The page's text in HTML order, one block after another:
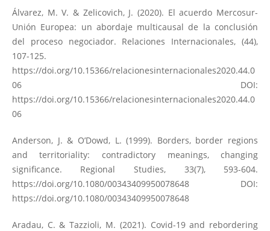
Álvarez, M. V. & Zelicovich, J. (2020). El acuerdo Mercosur-
Unión Europea: un abordaje multicausal de la conclusión
del proceso negociador. Relaciones Internacionales, (44),
107-125.
https://doi.org/10.15366/relacionesinternacionales2020.44.0
06DOI:
https://doi.org/10.15366/relacionesinternacionales2020.44.0
06
Anderson, J. & O’Dowd, L. (1999). Borders, border regions
and territoriality: contradictory meanings, changing
significance. Regional Studies, 33(7), 593-604.
https://doi.org/10.1080/00343409950078648DOI:
https://doi.org/10.1080/00343409950078648
Aradau, C. & Tazzioli, M. (2021). Covid-19 and rebordering